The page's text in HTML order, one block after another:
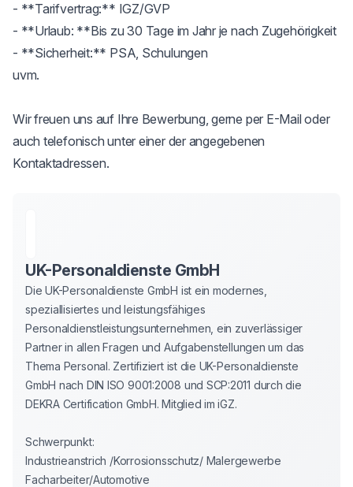
- **Tarifvertrag:** IGZ/GVP
- **Urlaub: **Bis zu 30 Tage im Jahr je nach Zugehörigkeit
- **Sicherheit:** PSA, Schulungen
uvm.
Wir freuen uns auf Ihre Bewerbung, gerne per E-Mail oder
auch telefonisch unter einer der angegebenen
Kontaktadressen.
UK-Personaldienste GmbH
Die UK-Personaldienste GmbH ist ein modernes,
speziallisiertes und leistungsfähiges
Personaldienstleistungsunternehmen, ein zuverlässiger
Partner in allen Fragen und Aufgabenstellungen um das
Thema Personal. Zertifiziert ist die UK-Personaldienste
GmbH nach DIN ISO 9001:2008 und SCP:2011 durch die
DEKRA Certification GmbH. Mitglied im iGZ.
Schwerpunkt:
Industrieanstrich /Korrosionsschutz/ Malergewerbe
Facharbeiter/Automotive